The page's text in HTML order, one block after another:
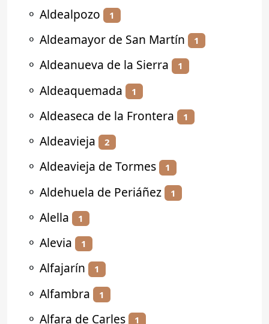
⚬ Aldealpozo 1
⚬ Aldeamayor de San Martín 1
⚬ Aldeanueva de la Sierra 1
⚬ Aldeaquemada 1
⚬ Aldeaseca de la Frontera 1
⚬ Aldeavieja 2
⚬ Aldeavieja de Tormes 1
⚬ Aldehuela de Periáñez 1
⚬ Alella 1
⚬ Alevia 1
⚬ Alfajarín 1
⚬ Alfambra 1
⚬ Alfara de Carles 1